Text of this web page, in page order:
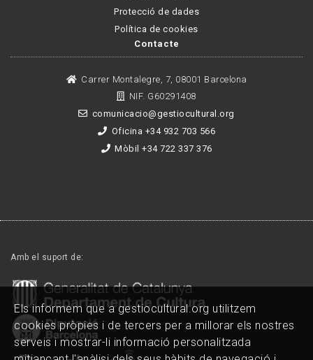
Protecció de dades
Política de cookies
Contacte
Carrer Montalegre, 7, 08001 Barcelona
NIF. G60291408
comunicacio@gestiocultural.org
Oficina +34 932 703 566
Mòbil +34 722 337 376
Amb el suport de:
Els informem que a gestiocultural.org utilitzem
cookies pròpies i de tercers per a millorar els nostres
serveis i mostrar-li informació personalitzada